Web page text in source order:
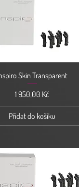
Rychlý náhled
Skin Transparent
Cena
1 950,00 Kč
Přidat do košíku